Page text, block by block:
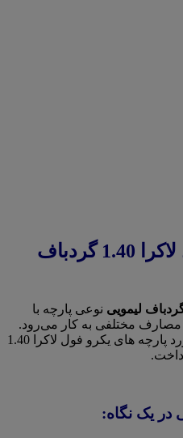
پارچه تریکو یکرو فول لاکرا 1.40 گردباف
نوعی پارچه با
مختلفی به کار می‌رود.
در ادامه به بررسی بیشتری در مورد پارچه های یکرو فول لاکرا 1.40
در یک نگاه: